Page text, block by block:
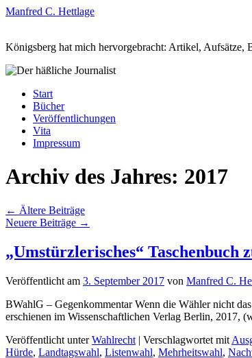
Manfred C. Hettlage
Königsberg hat mich hervorgebracht: Artikel, Aufsätze,
Zum
Inhalt
springen
Start
Bücher
Veröffentlichungen
Vita
Impressum
Archiv des Jahres: 2017
← Ältere Beiträge
Neuere Beiträge →
„Umstürzlerisches“ Taschenbuch
Veröffentlicht am 3. September 2017 von Manfred C.
BWahlG – Gegenkommentar Wenn die Wähler nicht
erschienen im Wissenschaftlichen Verlag Berlin,
Veröffentlicht unter Wahlrecht | Verschlagwortet mit
Hürde, Landtagswahl, Listenwahl, Mehrheitswahl,